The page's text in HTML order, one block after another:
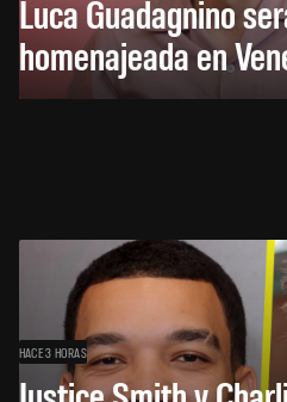
Luca Guadagnino
homenajeada en
HACE 3 HORAS